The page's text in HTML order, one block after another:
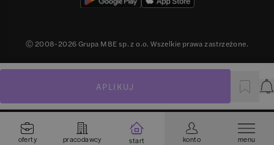
oferty pracodawcy start konto menu
APLIKUJ
Ⓒ 2008-2026Grupa MBE sp. z o.o. Wszelkie prawa zastrzeżone.